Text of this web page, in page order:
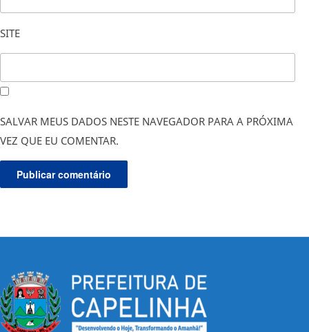
SITE
SALVAR MEUS DADOS NESTE NAVEGADOR PARA A PRÓXIMA
VEZ QUE EU COMENTAR.